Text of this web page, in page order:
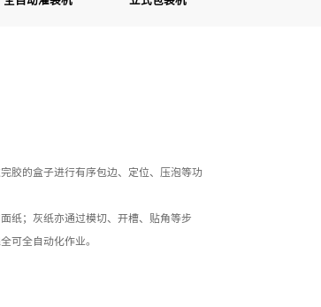
胶的盒子进行有序包边、定位、压泡等功
纸；灰纸亦通过模切、开槽、贴角等步
可全自动化作业。